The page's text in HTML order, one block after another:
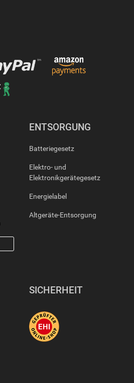
ENTSORGUNG
Batteriegesetz
Elektro- und
Elektronikgerätegesetz
Energielabel
Altgeräte-Entsorgung
SICHERHEIT